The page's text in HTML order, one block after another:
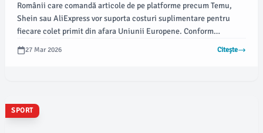
Românii care comandă articole de pe platforme precum Temu,
Shein sau AliExpress vor suporta costuri suplimentare pentru
fiecare colet primit din afara Uniunii Europene. Conform
informațiilor recente, UE pregătește o nouă taxă care se va
adăuga asupra cheltuielilor deja existente, iar suma totală în
27 Mar 2026 Citește
SPORT